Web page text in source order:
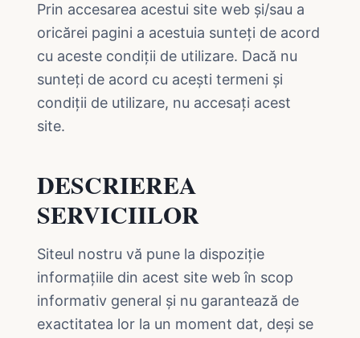
Prin accesarea acestui site web și/sau a
oricărei pagini a acestuia sunteți de acord
cu aceste condiții de utilizare. Dacă nu
sunteți de acord cu acești termeni și
condiții de utilizare, nu accesați acest
site.
DESCRIEREA
SERVICIILOR
Siteul nostru vă pune la dispoziție
informațiile din acest site web în scop
informativ general și nu garantează de
exactitatea lor la un moment dat, deși se